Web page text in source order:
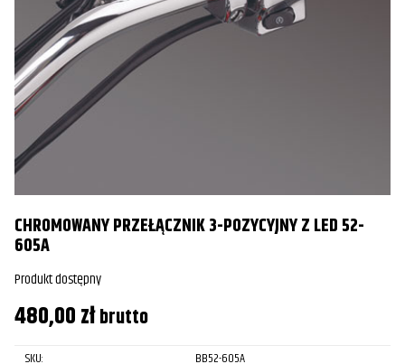
CHROMOWANY PRZEŁĄCZNIK 3-POZYCYJNY Z LED 52-
605A
Produkt dostępny
480,00złbrutto
SKU:
BB52-605A